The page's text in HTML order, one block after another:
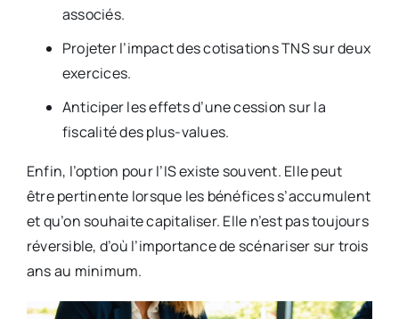
associés.
Projeter l’impact des cotisations TNS sur deux
exercices.
Anticiper les effets d’une cession sur la
fiscalité des plus-values.
Enfin, l’option pour l’IS existe souvent. Elle peut
être pertinente lorsque les bénéfices s’accumulent
et qu’on souhaite capitaliser. Elle n’est pas toujours
réversible, d’où l’importance de scénariser sur trois
ans au minimum.